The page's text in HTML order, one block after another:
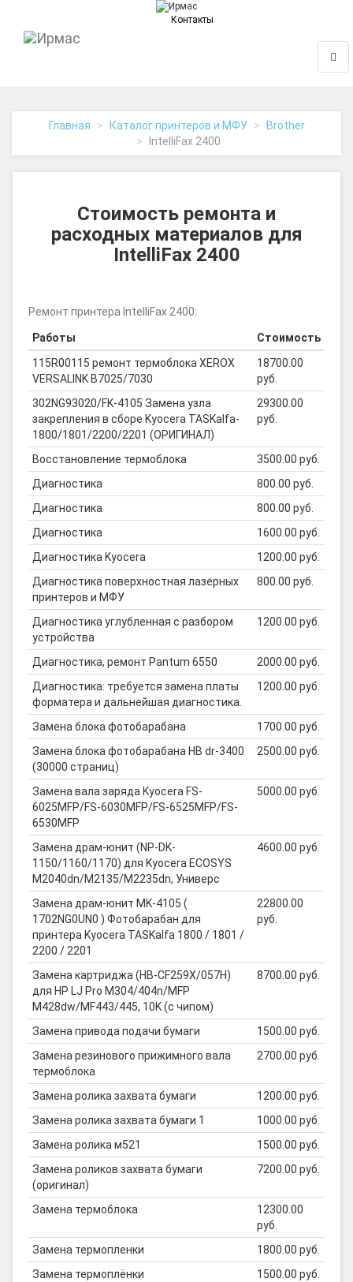
Контакты
Главная Каталог принтеров и МФУ
Brother
IntelliFax 2400
Стоимость ремонта и
расходных материалов для
IntelliFax 2400
Ремонт принтера IntelliFax 2400:
Работы
Стоимость
115R00115 ремонт термоблока XEROX
VERSALINK B7025/7030
18700.00
руб.
302NG93020/FK-4105 Замена узла
закрепления в сборе Kyocera TASKalfa-
1800/1801/2200/2201 (ОРИГИНАЛ)
29300.00
руб.
Восстановление термоблока
3500.00 руб.
Диагностика
800.00 руб.
Диагностика
800.00 руб.
Диагностика
1600.00 руб.
Диагностика Kyocera
1200.00 руб.
Диагностика поверхностная лазерных
принтеров и МФУ
800.00 руб.
Диагностика углубленная с разбором
устройства
1200.00 руб.
Диагностика, ремонт Pantum 6550
2000.00 руб.
Диагностика: требуется замена платы
форматера и дальнейшая диагностика.
1200.00 руб.
Замена блока фотобарабана
1700.00 руб.
Замена блока фотобарабана HB dr-3400
(30000 страниц)
2500.00 руб.
Замена вала заряда Kyocera FS-
6025MFP/FS-6030MFP/FS-6525MFP/FS-
6530MFP
5000.00 руб.
Замена драм-юнит (NP-DK-
1150/1160/1170) для Kyocera ECOSYS
M2040dn/M2135/M2235dn, Универс
4600.00 руб.
Замена драм-юнит MK-4105 (
1702NG0UN0 ) Фотобарабан для
принтера Kyocera TASKalfa 1800 / 1801 /
2200 / 2201
22800.00
руб.
Замена картриджа (HB-CF259X/057H)
для HP LJ Pro M304/404n/MFP
M428dw/MF443/445, 10K (с чипом)
8700.00 руб.
Замена привода подачи бумаги
1500.00 руб.
Замена резинового прижимного вала
термоблока
2700.00 руб.
Замена ролика захвата бумаги
1200.00 руб.
Замена ролика захвата бумаги 1
1000.00 руб.
Замена ролика м521
1500.00 руб.
Замена роликов захвата бумаги
(оригинал)
7200.00 руб.
Замена термоблока
12300.00
руб.
Замена термопленки
1800.00 руб.
Замена термоплёнки
1500.00 руб.